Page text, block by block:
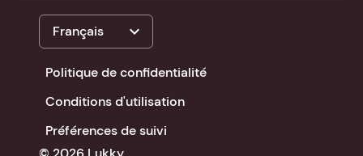
Français expand_more
Politique de confidentialité
Conditions d'utilisation
Préférences de suivi